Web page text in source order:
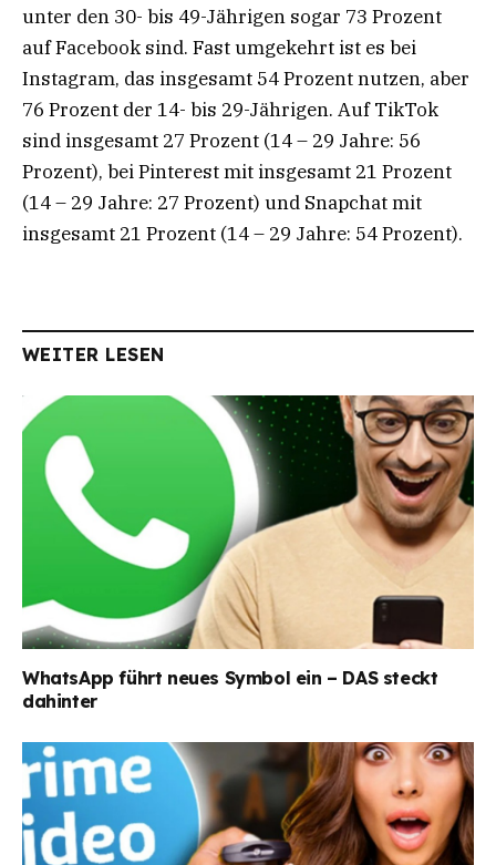
unter den 30- bis 49-Jährigen sogar 73 Prozent
auf Facebook sind. Fast umgekehrt ist es bei
Instagram, das insgesamt 54 Prozent nutzen, aber
76 Prozent der 14- bis 29-Jährigen. Auf TikTok
sind insgesamt 27 Prozent (14 – 29 Jahre: 56
Prozent), bei Pinterest mit insgesamt 21 Prozent
(14 – 29 Jahre: 27 Prozent) und Snapchat mit
insgesamt 21 Prozent (14 – 29 Jahre: 54 Prozent).
WEITER LESEN
WhatsApp führt neues Symbol ein – DAS steckt
dahinter